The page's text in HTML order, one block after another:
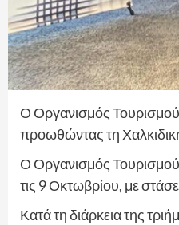
Ο Οργανισμός Τουρισμού
προωθώντας τη
Ο Οργανισμός Τουρισμού
τις 9 Οκτωβρίου, με
Κατά τη διάρκεια της